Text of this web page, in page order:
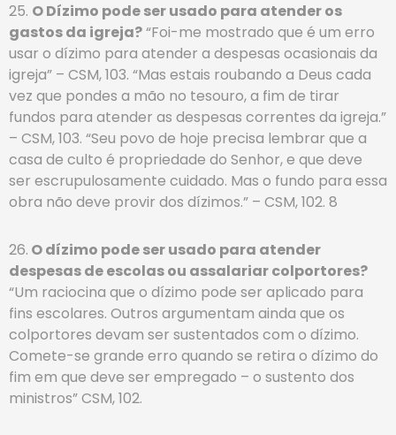
25. O Dízimo pode ser usado para atender os
gastos da igreja?“Foi-me mostrado que é um erro
usar o dízimo para atender a despesas ocasionais da
igreja” – CSM, 103. “Mas estais roubando a Deus cada
vez que pondes a mão no tesouro, a fim de tirar
fundos para atender as despesas correntes da igreja.”
– CSM, 103. “Seu povo de hoje precisa lembrar que a
casa de culto é propriedade do Senhor, e que deve
ser escrupulosamente cuidado. Mas o fundo para essa
obra não deve provir dos dízimos.” – CSM, 102. 8
26. O dízimo pode ser usado para atender
despesas de escolas ou assalariar colportores?
“Um raciocina que o dízimo pode ser aplicado para
fins escolares. Outros argumentam ainda que os
colportores devam ser sustentados com o dízimo.
Comete-se grande erro quando se retira o dízimo do
fim em que deve ser empregado – o sustento dos
ministros” CSM, 102.